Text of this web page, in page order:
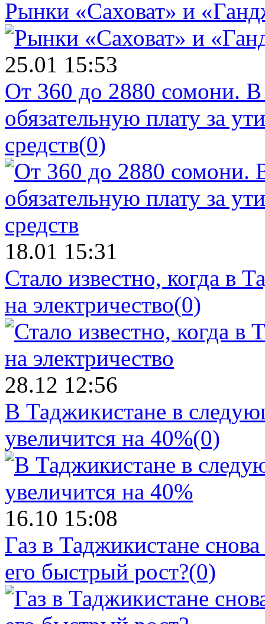
Рынки «Саховат» и
25.01 15:53
От 360 до 2880 сомони. В
обязательную плату за
средств(0)
18.01 15:31
Стало известно, когда в
на электричество(0)
28.12 12:56
В Таджикистане в
увеличится на 40%(0)
16.10 15:08
Газ в Таджикистане
его быстрый рост?(0)